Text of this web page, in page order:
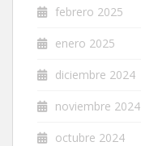
febrero 2025
enero 2025
diciembre 2024
noviembre 2024
octubre 2024